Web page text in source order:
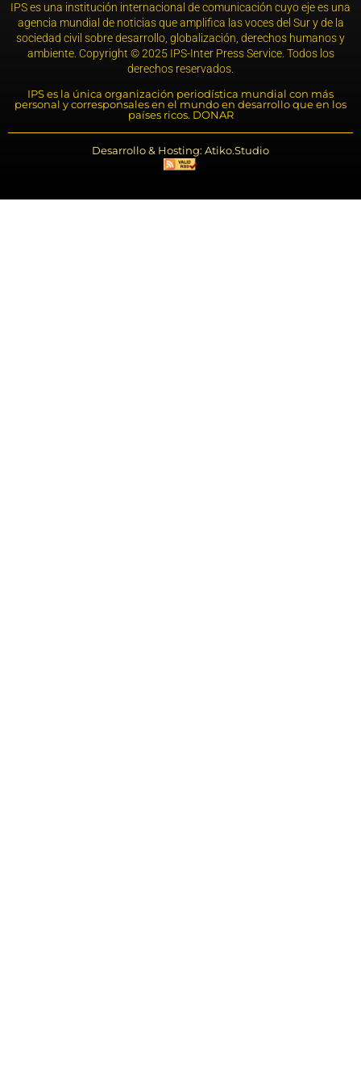
IPS es una institución internacional de comunicación cuyo eje es una
agencia mundial de noticias que amplifica las voces del Sur y de la
sociedad civil sobre desarrollo, globalización, derechos humanos y
ambiente. Copyright © 2025 IPS-Inter Press Service. Todos los
derechos reservados.
IPS es la única organización periodística mundial con más
personal y corresponsales en el mundo en desarrollo que en los
países ricos. DONAR
Desarrollo & Hosting: Atiko.Studio